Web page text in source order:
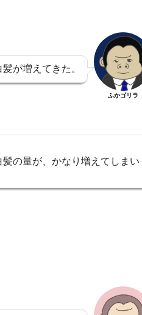
が増えてきた。
ふかゴリラ
の量が、かなり増えてしまい